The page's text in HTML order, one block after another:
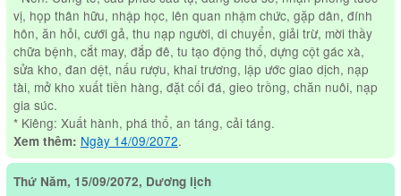
vị, họp thân hữu, nhập học, lên quan nhậm chức, gặp dân, đính
hôn, ăn hỏi, cưới gả, thu nạp người, di chuyển, giải trừ, mời thầy
chữa bệnh, cắt may, đắp đê, tu tạo động thố, dựng cột gác xà,
sửa kho, đan dệt, nấu rượu, khai trương, lập ước giao dịch, nạp
tài, mở kho xuất tiền hàng, đặt cối đá, gieo trồng, chăn nuôi, nạp
gia súc.
* Kiêng: Xuất hành, phá thổ, an táng, cải táng.
Xem thêm: Ngày 14/09/2072.
Thứ Năm, 15/09/2072, Dương lịch